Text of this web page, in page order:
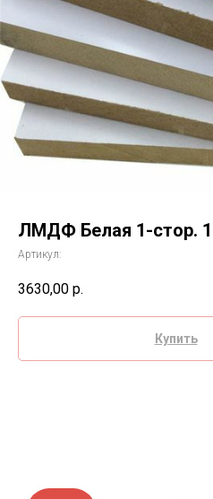
ЛМДФ Белая 1-стор.
Артикул:
3630,00 р.
Купить